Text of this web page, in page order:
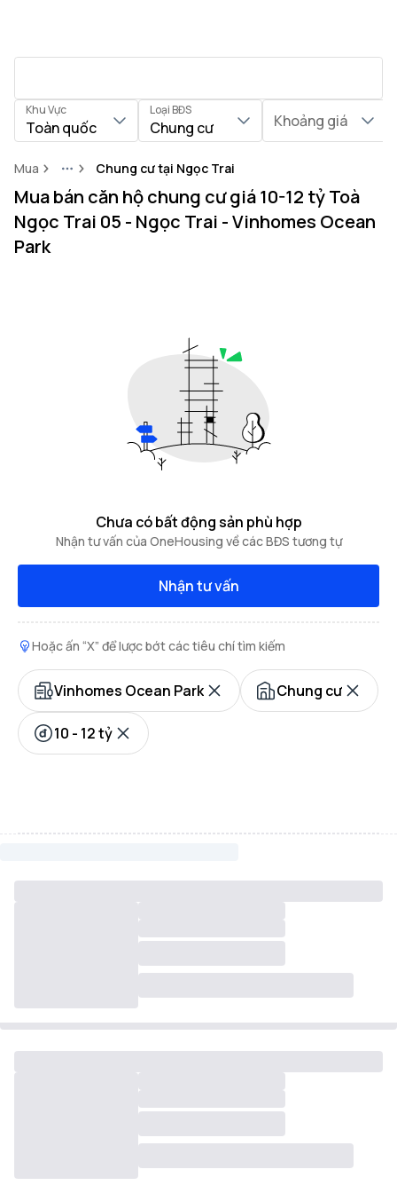
Khu Vực
Toàn quốc
Loại BĐS
Chung cư Khoảng giá
Mua MoreChung cư tại Ngọc Trai
Mua bán căn hộ chung cư giá 10-12 tỷ Toà
Ngọc Trai 05 - Ngọc Trai - Vinhomes Ocean
Park
Chưa có bất động sản phù hợp
Nhận tư vấn của OneHousing về các BĐS tương tự
Nhận tư vấn
Hoặc ấn “X” để lược bớt các tiêu chí tìm kiếm
Vinhomes Ocean Park Chung cư
10 - 12 tỷ